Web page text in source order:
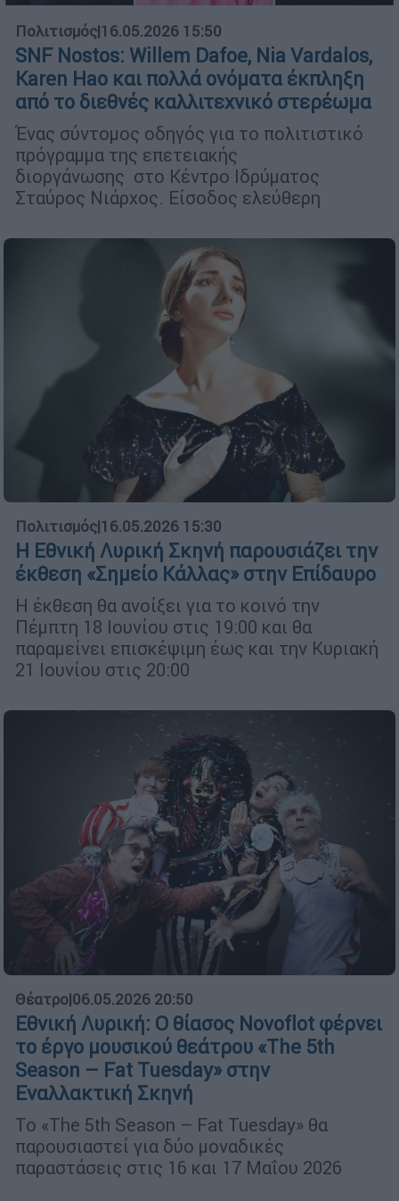
Πολιτισμός|16.05.2026 15:50
SNF Nostos: Willem Dafoe, Nia Vardalos,
Karen Hao και πολλά ονόματα έκπληξη
από το διεθνές καλλιτεχνικό στερέωμα
Ένας σύντομος οδηγός για το πολιτιστικό
πρόγραμμα της επετειακής
διοργάνωσης στο Κέντρο Ιδρύματος
Σταύρος Νιάρχος. Είσοδος ελεύθερη
Πολιτισμός|16.05.2026 15:30
Η Εθνική Λυρική Σκηνή παρουσιάζει την
έκθεση «Σημείο Κάλλας» στην Επίδαυρο
Η έκθεση θα ανοίξει για το κοινό την
Πέμπτη 18 Ιουνίου στις 19:00 και θα
παραμείνει επισκέψιμη έως και την Κυριακή
21 Ιουνίου στις 20:00
Θέατρο|06.05.2026 20:50
Εθνική Λυρική: Ο θίασος Novoflot φέρνει
το έργο μουσικού θεάτρου «The 5th
Season – Fat Tuesday» στην
Εναλλακτική Σκηνή
Το «The 5th Season – Fat Tuesday» θα
παρουσιαστεί για δύο μοναδικές
παραστάσεις στις 16 και 17 Μαΐου 2026